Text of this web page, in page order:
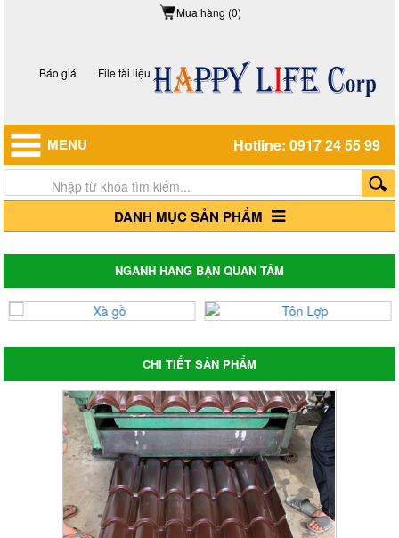
Mua hàng (0)
Báo giá File tài liệu
MENU Hotline: 0917 24 55 99
DANH MỤC SẢN PHẨM
NGÀNH HÀNG BẠN QUAN TÂM
CHI TIẾT SẢN PHẨM